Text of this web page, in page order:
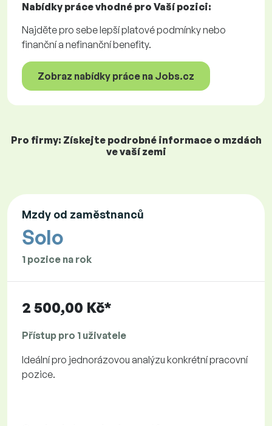
Nabídky prácevhodné pro Vaší pozici:
Najděte pro sebe lepší platové podmínky nebo
finanční a nefinanční benefity.
Zobraz nabídky práce na Jobs.cz
Pro firmy: Získejte podrobné informace o mzdách
ve vaší zemi
Mzdy od zaměstnanců
Solo
1 pozice na rok
2 500,00 Kč*
Přístup pro 1 uživatele
Ideální pro jednorázovou analýzu konkrétní pracovní
pozice.